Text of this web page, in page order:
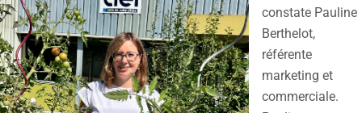
constate Pauline
Berthelot,
référente
marketing et
commerciale.